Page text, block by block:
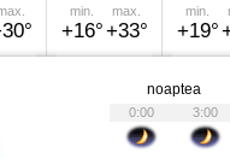
min.
+16°
max.
+33°
min.
+19°
noaptea
0:00 3:00